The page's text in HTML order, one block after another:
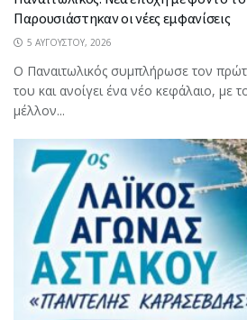
Παρουσιάστηκαν οι νέες εμφανίσεις
5 ΑΥΓΟΎΣΤΟΥ, 2026
Ο Παναιτωλικός συμπλήρωσε τον
του και ανοίγει ένα νέο κεφάλαιο, με
μέλλον...